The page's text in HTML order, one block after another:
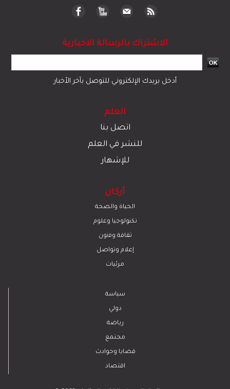
الاشتراك بالرسالة الاخبارية
أدخل بريدك الإلكتروني للتوصل بآخر الأخبار
العلم
اتصل بنا
للنشر في العلم
للإشهار
أركان
الحياة والصحة
تكنولوجيا وعلوم
ﺛﻘﺎﻓﺔ وﻓﻧون
إعلام وتواصل
مرئيات
سياسة
دولي
رياضة
مجتمع
قضايا وحوادث
اقتصاد